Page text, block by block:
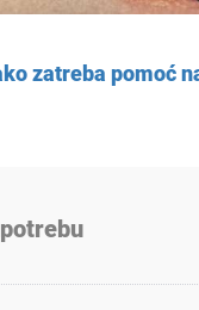
zatreba pomoć